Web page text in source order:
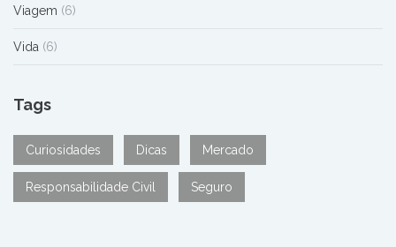
Viagem (6)
Vida (6)
Tags
Curiosidades Dicas Mercado
Responsabilidade Civil Seguro